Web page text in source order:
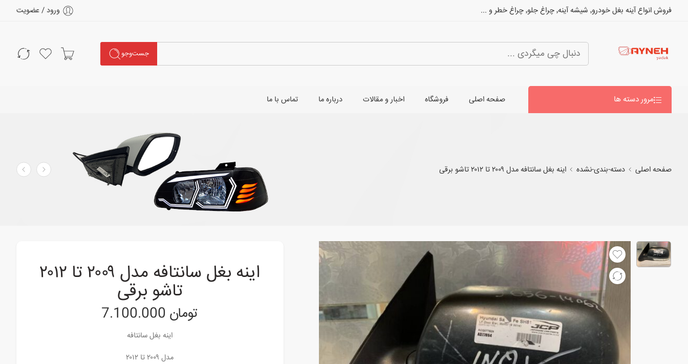
فروش انواع آینه بغل خودرو٬ شیشه آینه٬ چراغ جلو٬ چراغ خطر و ... ورود / عضویت
جست‌وجو
مرور دسته ها صفحه اصلی فروشگاه اخبار و مقالات درباره ما تماس با ما
صفحه اصلی دسته-بندی-نشده اینه بغل سانتافه مدل ۲۰۰۹ تا ۲۰۱۲ تاشو برقی
اینه بغل سانتافه مدل ۲۰۰۹ تا ۲۰۱۲
تاشو برقی
تومان
اینه بغل سانتافه
مدل ۲۰۰۹ تا ۲۰۱۲